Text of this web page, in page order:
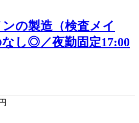
ンの製造（検査メイ
し◎／夜勤固定17:00
円